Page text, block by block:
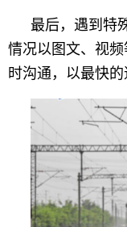
最后，遇到特
情况以图文、视
时沟通，以最快的